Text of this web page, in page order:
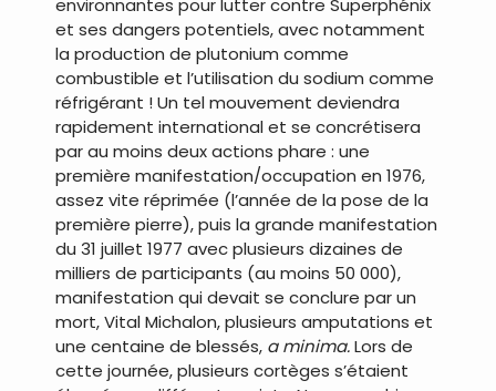
environnantes pour lutter contre Superphénix
et ses dangers potentiels, avec notamment
la production de plutonium comme
combustible et l’utilisation du sodium comme
réfrigérant ! Un tel mouvement deviendra
rapidement international et se concrétisera
par au moins deux actions phare : une
première manifestation/occupation en 1976,
assez vite réprimée (l’année de la pose de la
première pierre), puis la grande manifestation
du 31 juillet 1977 avec plusieurs dizaines de
milliers de participants (au moins 50 000),
manifestation qui devait se conclure par un
mort, Vital Michalon, plusieurs amputations et
une centaine de blessés, a minima.Lors de
cette journée, plusieurs cortèges s’étaient